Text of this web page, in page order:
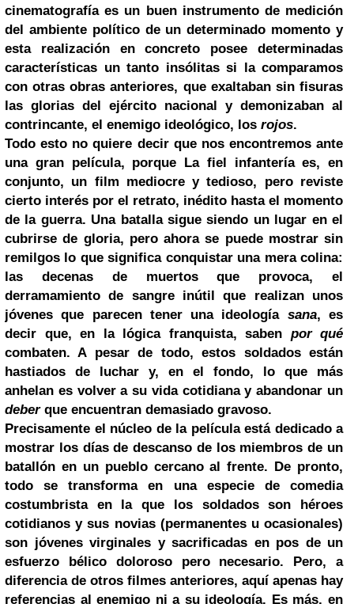
cinematografía es un buen instrumento de medición
del ambiente político de un determinado momento y
esta realización en concreto posee determinadas
características un tanto insólitas si la comparamos
con otras obras anteriores, que exaltaban sin fisuras
las glorias del ejército nacional y demonizaban al
contrincante, el enemigo ideológico, los rojos.
Todo esto no quiere decir que nos encontremos ante
una gran película, porque La fiel infantería es, en
conjunto, un film mediocre y tedioso, pero reviste
cierto interés por el retrato, inédito hasta el momento
de la guerra. Una batalla sigue siendo un lugar en el
cubrirse de gloria, pero ahora se puede mostrar sin
remilgos lo que significa conquistar una mera colina:
las decenas de muertos que provoca, el
derramamiento de sangre inútil que realizan unos
jóvenes que parecen tener una ideología sana, es
decir que, en la lógica franquista, saben por qué
combaten. A pesar de todo, estos soldados están
hastiados de luchar y, en el fondo, lo que más
anhelan es volver a su vida cotidiana y abandonar un
deberque encuentran demasiado gravoso.
Precisamente el núcleo de la película está dedicado a
mostrar los días de descanso de los miembros de un
batallón en un pueblo cercano al frente. De pronto,
todo se transforma en una especie de comedia
costumbrista en la que los soldados son héroes
cotidianos y sus novias (permanentes u ocasionales)
son jóvenes virginales y sacrificadas en pos de un
esfuerzo bélico
doloroso pero necesario. Pero, a
diferencia de otros filmes anteriores, aquí apenas hay
referencias al enemigo ni a su ideología. Es más, en